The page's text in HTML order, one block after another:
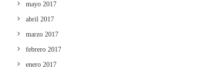
mayo 2017
abril 2017
marzo 2017
febrero 2017
enero 2017